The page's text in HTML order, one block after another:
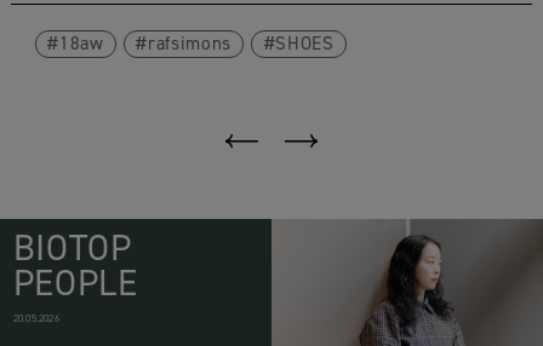
18aw rafsimons SHOES
BIOTOP
PEOPLE
20.05.2026